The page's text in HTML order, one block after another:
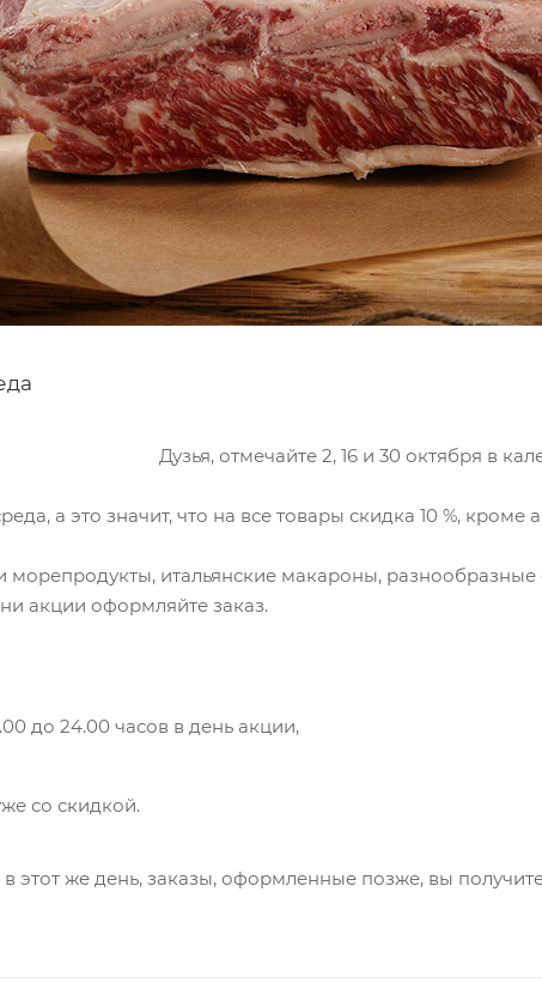
Дузья, отмечайте 2, 16 и 30 октября в
а это значит, что на все товары скидка 10 %, кроме
итальянские макароны,
акции оформляйте заказ.
до 24.00 часов в день акции,
со скидкой.
этот же день, заказы, оформленные позже, вы